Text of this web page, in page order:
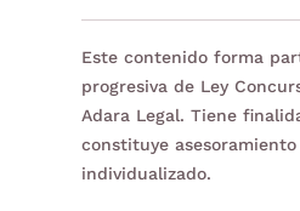
Este contenido forma
progresiva de Ley
Adara Legal. Tiene
constituye
individualizado.